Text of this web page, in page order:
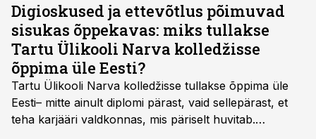
Digioskused ja ettevõtlus põimuvad
sisukas õppekavas: miks tullakse
Tartu Ülikooli Narva kolledžisse
õppima üle Eesti?
Tartu Ülikooli Narva kolledžisse tullakse õppima üle
Eesti– mitte ainult diplomi pärast, vaid sellepärast, et
teha karjääri valdkonnas, mis päriselt huvitab.